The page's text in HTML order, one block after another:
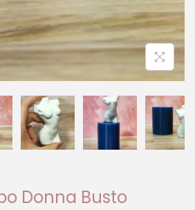
Donna Busto